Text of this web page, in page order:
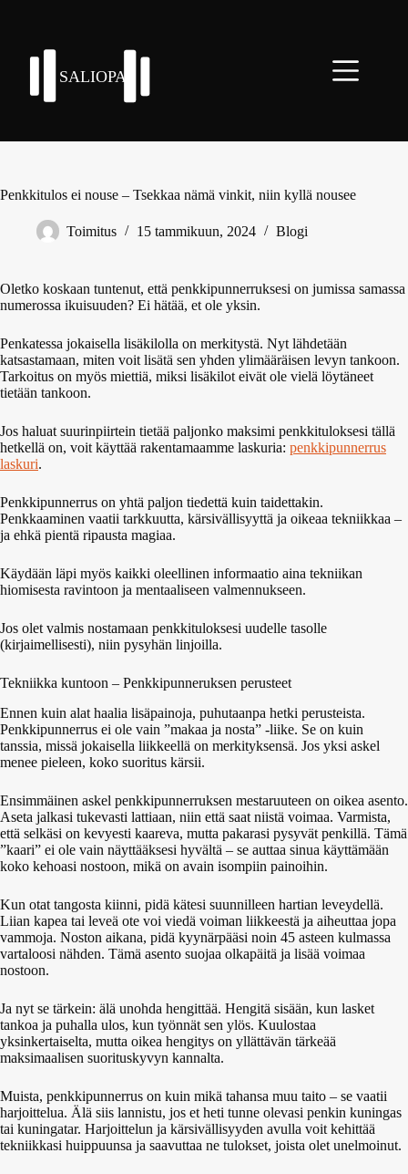
Penkkitulos ei nouse – Tsekkaa nämä vinkit, niin kyllä nousee
Toimitus 15 tammikuun, 2024 Blogi
Oletko koskaan tuntenut, että penkkipunnerruksesi on jumissa samassa
numerossa ikuisuuden? Ei hätää, et ole yksin.
Penkatessa jokaisella lisäkilolla on merkitystä. Nyt lähdetään
katsastamaan, miten voit lisätä sen yhden ylimääräisen levyn tankoon.
Tarkoitus on myös miettiä, miksi lisäkilot eivät ole vielä löytäneet
tietään tankoon.
Jos haluat suurinpiirtein tietää paljonko maksimi penkkituloksesi tällä
hetkellä on, voit käyttää rakentamaamme laskuria: penkkipunnerrus
laskuri.
Penkkipunnerrus on yhtä paljon tiedettä kuin taidettakin.
Penkkaaminen vaatii tarkkuutta, kärsivällisyyttä ja oikeaa tekniikkaa –
ja ehkä pientä ripausta magiaa.
Käydään läpi myös kaikki oleellinen informaatio aina tekniikan
hiomisesta ravintoon ja mentaaliseen valmennukseen.
Jos olet valmis nostamaan penkkituloksesi uudelle tasolle
(kirjaimellisesti), niin pysyhän linjoilla.
Tekniikka kuntoon – Penkkipunneruksen perusteet
Ennen kuin alat haalia lisäpainoja, puhutaanpa hetki perusteista.
Penkkipunnerrus ei ole vain ”makaa ja nosta” -liike. Se on kuin
tanssia, missä jokaisella liikkeellä on merkityksensä. Jos yksi askel
menee pieleen, koko suoritus kärsii.
Ensimmäinen askel penkkipunnerruksen mestaruuteen on oikea asento.
Aseta jalkasi tukevasti lattiaan, niin että saat niistä voimaa. Varmista,
että selkäsi on kevyesti kaareva, mutta pakarasi pysyvät penkillä. Tämä
”kaari” ei ole vain näyttääksesi hyvältä – se auttaa sinua käyttämään
koko kehoasi nostoon, mikä on avain isompiin painoihin.
Kun otat tangosta kiinni, pidä kätesi suunnilleen hartian leveydellä.
Liian kapea tai leveä ote voi viedä voiman liikkeestä ja aiheuttaa jopa
vammoja. Noston aikana, pidä kyynärpääsi noin 45 asteen kulmassa
vartaloosi nähden. Tämä asento suojaa olkapäitä ja lisää voimaa
nostoon.
Ja nyt se tärkein: älä unohda hengittää. Hengitä sisään, kun lasket
tankoa ja puhalla ulos, kun työnnät sen ylös. Kuulostaa
yksinkertaiselta, mutta oikea hengitys on yllättävän tärkeää
maksimaalisen suorituskyvyn kannalta.
Muista, penkkipunnerrus on kuin mikä tahansa muu taito – se vaatii
harjoittelua. Älä siis lannistu, jos et heti tunne olevasi penkin kuningas
tai kuningatar. Harjoittelun ja kärsivällisyyden avulla voit kehittää
tekniikkasi huippuunsa ja saavuttaa ne tulokset, joista olet unelmoinut.